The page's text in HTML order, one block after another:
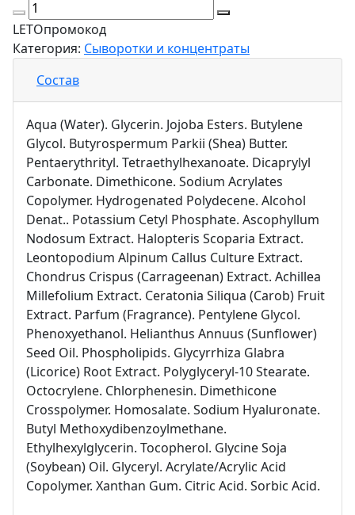
LETOпромокод
Категория: Сыворотки и концентраты
Состав
Aqua (Water). Glycerin. Jojoba Esters. Butylene
Glycol. Butyrospermum Parkii (Shea) Butter.
Pentaerythrityl. Tetraethylhexanoate. Dicaprylyl
Carbonate. Dimethicone. Sodium Acrylates
Copolymer. Hydrogenated Polydecene. Alcohol
Denat.. Potassium Cetyl Phosphate. Ascophyllum
Nodosum Extract. Halopteris Scoparia Extract.
Leontopodium Alpinum Callus Culture Extract.
Chondrus Crispus (Carrageenan) Extract. Achillea
Millefolium Extract. Ceratonia Siliqua (Carob) Fruit
Extract. Parfum (Fragrance). Pentylene Glycol.
Phenoxyethanol. Helianthus Annuus (Sunflower)
Seed Oil. Phospholipids. Glycyrrhiza Glabra
(Licorice) Root Extract. Polyglyceryl-10 Stearate.
Octocrylene. Chlorphenesin. Dimethicone
Crosspolymer. Homosalate. Sodium Hyaluronate.
Butyl Methoxydibenzoylmethane.
Ethylhexylglycerin. Tocopherol. Glycine Soja
(Soybean) Oil. Glyceryl. Acrylate/Acrylic Acid
Copolymer. Xanthan Gum. Citric Acid. Sorbic Acid.